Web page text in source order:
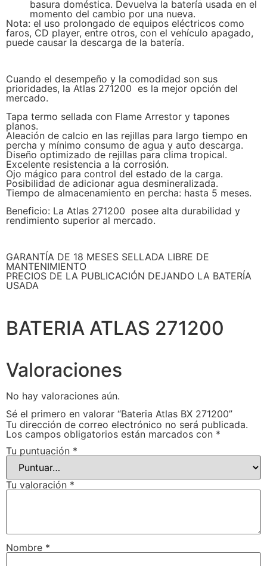
basura doméstica. Devuelva la batería usada en el
momento del cambio por una nueva.
Nota: el uso prolongado de equipos eléctricos como
faros, CD player, entre otros, con el vehículo apagado,
puede causar la descarga de la batería.
Cuando el desempeño y la comodidad son sus
prioridades, la Atlas 271200 es la mejor opción del
mercado.
Tapa termo sellada con Flame Arrestor y tapones
planos.
Aleación de calcio en las rejillas para largo tiempo en
percha y mínimo consumo de agua y auto descarga.
Diseño optimizado de rejillas para clima tropical.
Excelente resistencia a la corrosión.
Ojo mágico para control del estado de la carga.
Posibilidad de adicionar agua desmineralizada.
Tiempo de almacenamiento en percha: hasta 5 meses.
Beneficio: La Atlas 271200 posee alta durabilidad y
rendimiento superior al mercado.
GARANTÍA DE 18 MESES SELLADA LIBRE DE
MANTENIMIENTO
PRECIOS DE LA PUBLICACIÓN DEJANDO LA BATERÍA
USADA
BATERIA ATLAS 271200
Valoraciones
No hay valoraciones aún.
Sé el primero en valorar “Bateria Atlas BX 271200”
Tu dirección de correo electrónico no será publicada.
Los campos obligatorios están marcados con *
Tu puntuación *
Tu valoración *
Nombre *